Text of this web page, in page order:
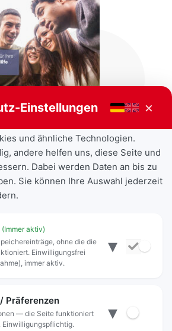
Einstellungen ×
und ähnliche Technologien.
andere helfen uns, diese Seite und
Dabei werden Daten an bis zu
Sie können Ihre Auswahl jederzeit
(Immer aktiv)
ohne die die
Einwilligungsfrei
immer aktiv.
▾
Präferenzen
— die Seite funktioniert
Einwilligungspflichtig.
▾